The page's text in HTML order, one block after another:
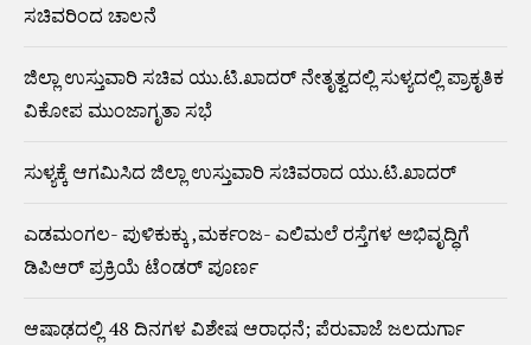
ಸಚಿವರಿಂದ ಚಾಲನೆ
ಜಿಲ್ಲಾ ಉಸ್ತುವಾರಿ ಸಚಿವ ಯು.ಟಿ.ಖಾದರ್ ನೇತೃತ್ವದಲ್ಲಿ ಸುಳ್ಯದಲ್ಲಿ ಪ್ರಾಕೃತಿಕ
ವಿಕೋಪ ಮುಂಜಾಗೃತಾ ಸಭೆ
ಸುಳ್ಯಕ್ಕೆ ಆಗಮಿಸಿದ ಜಿಲ್ಲಾ ಉಸ್ತುವಾರಿ ಸಚಿವರಾದ ಯು.ಟಿ.ಖಾದರ್
ಎಡಮಂಗಲ- ಪುಳಿಕುಕ್ಕು ,ಮರ್ಕಂಜ- ಎಲಿಮಲೆ ರಸ್ತೆಗಳ ಅಭಿವೃದ್ಧಿಗೆ
ಡಿಪಿಆರ್ ಪ್ರಕ್ರಿಯೆ ಟೆಂಡರ್ ಪೂರ್ಣ
ಆಷಾಢದಲ್ಲಿ 48 ದಿನಗಳ ವಿಶೇಷ ಆರಾಧನೆ; ಪೆರುವಾಜೆ ಜಲದುರ್ಗಾ